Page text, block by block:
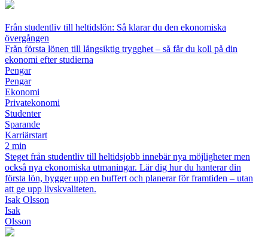
Från studentliv till heltidslön: Så klarar du den ekonomiska
övergången
Från första lönen till långsiktig trygghet – så får du koll på din
ekonomi efter studierna
Pengar
Pengar
Ekonomi
Privatekonomi
Studenter
Sparande
Karriärstart
2 min
Steget från studentliv till heltidsjobb innebär nya möjligheter men
också nya ekonomiska utmaningar. Lär dig hur du hanterar din
första lön, bygger upp en buffert och planerar för framtiden – utan
att ge upp livskvaliteten.
Isak Olsson
Isak
Olsson